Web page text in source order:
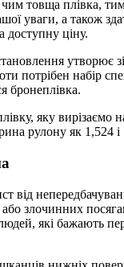
товща плівка,
уваги, а також
доступну ціну.
утворює
набір
бронеплівка.
яку
рулону як 1,524 і
від
злочинних
які бажають